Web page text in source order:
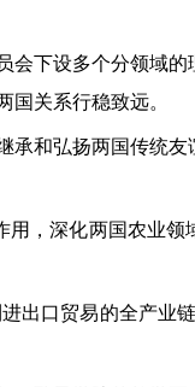
会下设多个分领域
关系行稳致远。
和弘扬两国传统友
，深化两国农业领
出口贸易的全产业